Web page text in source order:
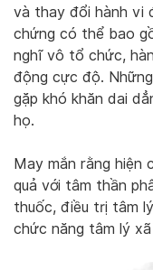
và thay đổi hành vi
chứng có thể bao
nghĩ vô tổ chức,
động cực độ.
gặp khó khăn dai
họ.
May mắn rằng hiện
quả với tâm thần
thuốc, điều trị tâm
chức năng tâm lý xã